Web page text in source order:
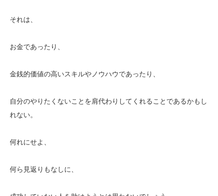
それは、
お金であったり、
金銭的価値の高いスキルやノウハウであったり、
自分のやりたくないことを肩代わりしてくれることであるかもし
れない。
何れにせよ、
何ら見返りもなしに、